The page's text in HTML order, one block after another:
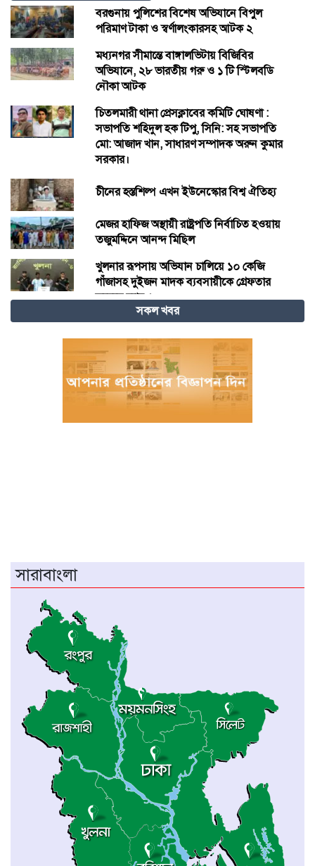
বরগুনায় পুলিশের বিশেষ অভিযানে বিপুল
পরিমাণ টাকা ও স্বর্ণালংকারসহ আটক ২
মধ্যনগর সীমান্তে বাঙ্গালভিটায় বিজিবির
অভিযানে, ২৮ ভারতীয় গরু ও ১ টি স্টিলবডি
নৌকা আটক
চিতলমারী থানা প্রেসক্লাবের কমিটি ঘোষণা :
সভাপতি শহিদুল হক টিপু, সিনি: সহ সভাপতি
মো: আজাদ খান, সাধারণ সম্পাদক অরুন কুমার
সরকার।
চীনের হস্তশিল্প এখন ইউনেস্কোর বিশ্ব ঐতিহ্য
মেজর হাফিজ অস্থায়ী রাষ্ট্রপতি নির্বাচিত হওয়ায়
তজুমদ্দিনে আনন্দ মিছিল
খুলনার রূপসায় অভিযান চালিয়ে ১০ কেজি
গাঁজাসহ দুইজন মাদক ব্যবসায়ীকে গ্রেফতার
করেছে র‍্যাব-৬
নওগাঁয় পানিতে ডুবে নবদম্পতির মৃত্যু, শয়ন ঘর
থেকে যুবকের মরদেহ উদ্ধার
অধিভুক্ত কলেজগুলোতে সাইবার সিকিউরিটি ক্লাব
গঠনের ঘোষণা জাতীয় বিশ্ববিদ্যালয় ভিসির
বাগেরহাটে স্বাস্থ্য কমপ্লেক্সে আকস্মিক পরিদর্শনে
এআই নিয়ন্ত্রণে আন্তর্জাতিক চুক্তির প্রয়োজন:
অনুমোদন
কুবি ডিবেটিং সোসাইটির নবীনবরণ ও বিতর্ক
কর্মশালা অনুষ্ঠিত
এইচএসসি পরীক্ষার্থী ইকনকে জেলা প্রশাসকের
আর্থিক সহায়তা
সকল খবর
সারাবাংলা